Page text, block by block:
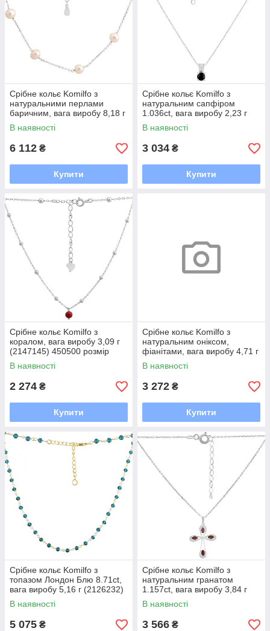
Срібне кольє Komilfo з
натуральними перлами
баричним, вага виробу 8,18 г
(2175025) 400450 розмір
В наявності
6 112 ₴
Купити
Срібне кольє Komilfo з
натуральним сапфіром
1.036ct, вага виробу 2,23 г
(2118473) 450480 розмір
В наявності
3 034 ₴
Купити
Срібне кольє Komilfo з
коралом, вага виробу 3,09 г
(2147145) 450500 розмір
В наявності
2 274 ₴
Купити
Срібне кольє Komilfo з
натуральним оніксом,
фіанітами, вага виробу 4,71 г
(2169666) 450500 розмір
В наявності
3 272 ₴
Купити
Срібне кольє Komilfo з
топазом Лондон Блю 8.71ct,
вага виробу 5,16 г (2126232)
450500 розмір
В наявності
5 075 ₴
Срібне кольє Komilfo з
натуральним гранатом
1.157ct, вага виробу 3,84 г
(2167600) 450500 розмір
В наявності
3 566 ₴